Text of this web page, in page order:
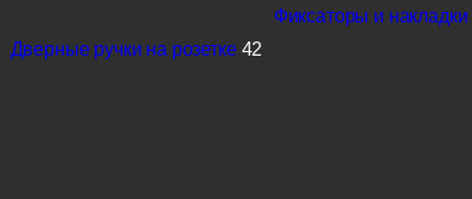
Дверные ручки на розетке 42
Фиксаторы и накладки